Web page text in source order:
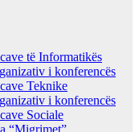
të Informatikës
i konferencës
Teknike
i konferencës
Sociale
“Migrimet”